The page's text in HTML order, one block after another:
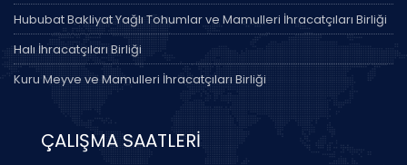
Hububat Bakliyat Yağlı Tohumlar ve Mamulleri İhracatçıları Birliği
Halı İhracatçıları Birliği
Kuru Meyve ve Mamulleri İhracatçıları Birliği
ÇALIŞMA SAATLERİ